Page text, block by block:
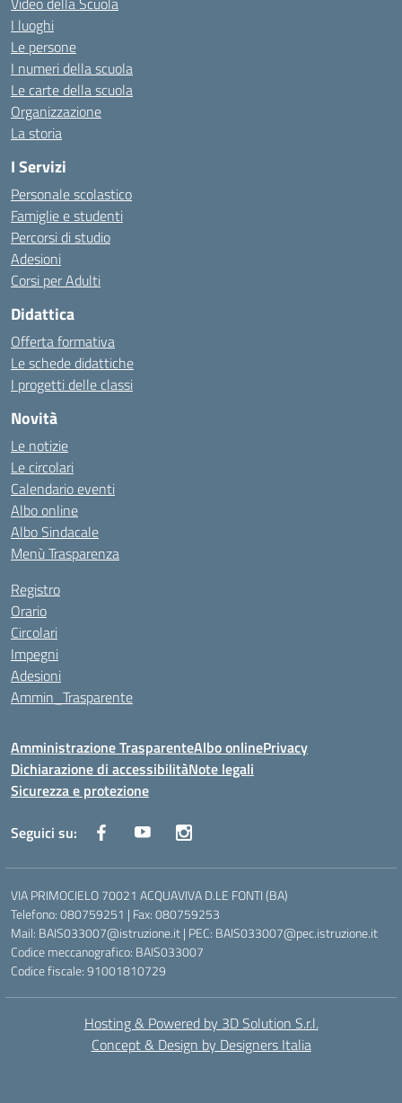
I luoghi
Le persone
I numeri della scuola
Le carte della scuola
Organizzazione
La storia
I Servizi
Personale scolastico
Famiglie e studenti
Percorsi di studio
Adesioni
Corsi per Adulti
Didattica
Offerta formativa
Le schede didattiche
I progetti delle classi
Novità
Le notizie
Le circolari
Calendario eventi
Albo online
Albo Sindacale
Menù Trasparenza
Registro
Orario
Circolari
Impegni
Adesioni
Ammin_Trasparente
Amministrazione TrasparenteAlbo onlinePrivacy
Dichiarazione di accessibilitàNote legali
Sicurezza e protezione
Seguici su:
VIA PRIMOCIELO 70021 ACQUAVIVA D.LE FONTI (BA)
Telefono: 080759251 | Fax: 080759253
Mail: BAIS033007@istruzione.it | PEC: BAIS033007@pec.istruzione.it
Codice meccanografico: BAIS033007
Codice fiscale: 91001810729
Hosting & Powered by 3D Solution S.r.l.
Concept & Design by Designers Italia